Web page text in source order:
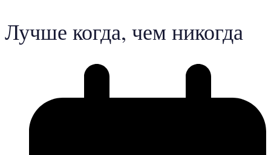
Лучше когда, чем никогда